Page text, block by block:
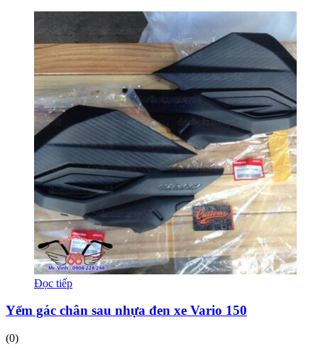
Đọc tiếp
Yếm gác chân sau nhựa đen xe Vario 150
(0)